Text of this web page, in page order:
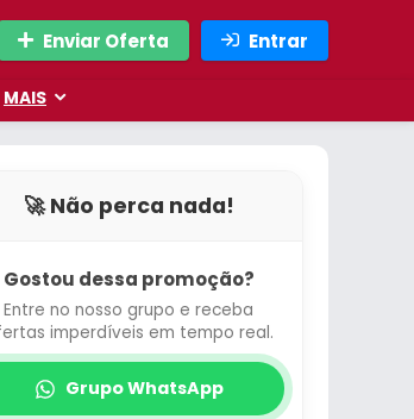
Enviar Oferta Entrar
MAIS
🚀 Não perca nada!
Gostou dessa promoção?
Entre no nosso grupo e receba
imperdíveis em tempo real.
Grupo WhatsApp